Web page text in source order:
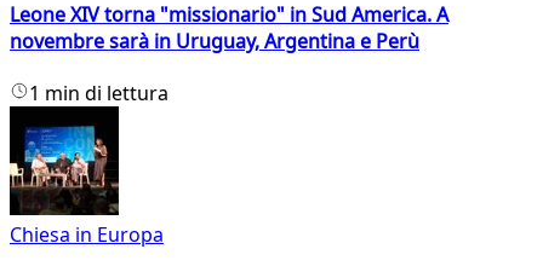
Leone XIV torna "missionario" in Sud America. A
novembre sarà in Uruguay, Argentina e Perù
1 min di lettura
Chiesa in Europa